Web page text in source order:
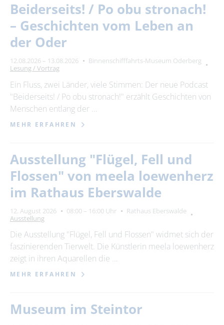
Beiderseits! / Po obu stronach!
– Geschichten vom Leben an
der Oder
12.08.2026 – 13.08.2026
Binnenschifffahrts-Museum Oderberg
Lesung / Vortrag
Ein Fluss, zwei Länder, viele Stimmen: Der neue Podcast
"Beiderseits! / Po obu stronach!" erzählt Geschichten von
Menschen entlang der …
MEHR ERFAHREN
Ausstellung "Flügel, Fell und
Flossen" von meela loewenherz
im Rathaus Eberswalde
12. August 2026 08:00 – 16:00 Uhr
Rathaus Eberswalde
Ausstellung
Die Ausstellung "Flügel, Fell und Flossen" widmet sich der
faszinierenden Tierwelt. Die Künstlerin meela loewenherz
zeigt in ihren Aquarellen die …
MEHR ERFAHREN
Museum im Steintor